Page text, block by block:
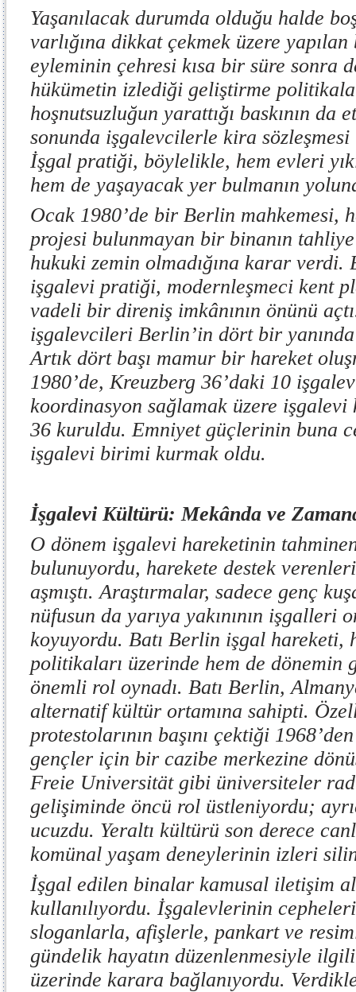
Yaşanılacak durumda olduğu halde
varlığına dikkat çekmek üzere
eyleminin çehresi kısa bir süre sonra
hükümetin izlediği geliştirme
hoşnutsuzluğun yarattığı baskının da
sonunda işgalevcilerle kira
İşgal pratiği, böylelikle, hem evleri
hem de yaşayacak yer bulmanın
Ocak 1980’de bir Berlin mahkemesi,
projesi bulunmayan bir binanın
hukuki zemin olmadığına karar
işgalevi pratiği, modernleşmeci kent
vadeli bir direniş imkânının önünü
işgalevcileri Berlin’in dört bir
Artık dört başı mamur bir hareket
1980’de, Kreuzberg 36’daki 10
koordinasyon sağlamak üzere işgalevi
36 kuruldu. Emniyet güçlerinin buna
işgalevi birimi kurmak oldu.
İşgalevi Kültürü: Mekânda ve
O dönem işgalevi hareketinin
bulunuyordu, harekete destek
aşmıştı. Araştırmalar, sadece genç
nüfusun da yarıya yakınının işgalleri
koyuyordu. Batı Berlin işgal hareketi,
politikaları üzerinde hem de dönemin
önemli rol oynadı. Batı Berlin,
alternatif kültür ortamına sahipti.
protestolarının başını çektiği
gençler için bir cazibe merkezine
Freie Universität gibi üniversiteler
gelişiminde öncü rol üstleniyordu;
ucuzdu. Yeraltı kültürü son derece
komünal yaşam deneylerinin izleri
İşgal edilen binalar kamusal iletişim
kullanılıyordu. İşgalevlerinin
sloganlarla, afişlerle, pankart ve
gündelik hayatın düzenlenmesiyle
üzerinde karara bağlanıyordu.